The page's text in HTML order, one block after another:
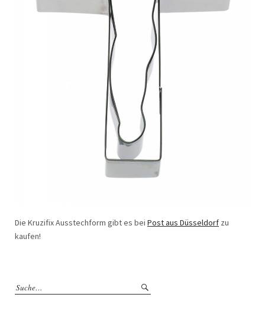
Die Kruzifix Ausstechform gibt es bei Post aus Düsseldorf zu
kaufen!